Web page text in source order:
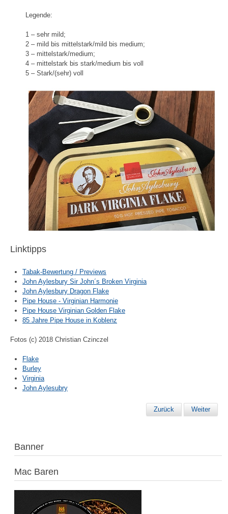
Legende:
1 – sehr mild;
2 – mild bis mittelstark/mild bis medium;
3 – mittelstark/medium;
4 – mittelstark bis stark/medium bis voll
5 – Stark/(sehr) voll
Linktipps
Tabak-Bewertung / Previews
John Aylesbury Sir John´s Broken Virginia
John Aylesbury Dragon Flake
Pipe House - Virginian Harmonie
Pipe House Virginian Golden Flake
85 Jahre Pipe House in Koblenz
Fotos (c) 2018 Christian Czinczel
Flake
Burley
Virginia
John Aylesubry
Zurück Weiter
Banner
Mac Baren